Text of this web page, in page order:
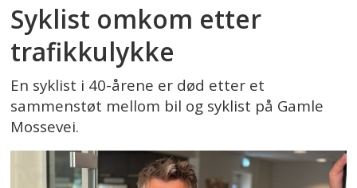
Syklist omkom etter
trafikkulykke
En syklist i 40-årene er død etter et
sammenstøt mellom bil og syklist på Gamle
Mossevei.